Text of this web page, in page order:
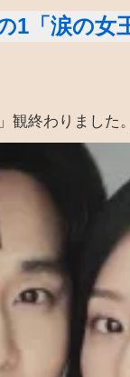
1「涙の女
観終わりました